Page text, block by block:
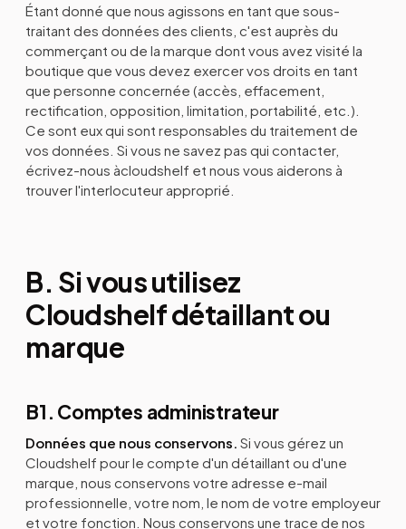
Étant donné que nous agissons en tant que sous-
traitant des données des clients, c'est auprès du
commerçant ou de la marque dont vous avez visité la
boutique que vous devez exercer vos droits en tant
que personne concernée (accès, effacement,
rectification, opposition, limitation, portabilité, etc.).
Ce sont eux qui sont responsables du traitement de
vos données. Si vous ne savez pas qui contacter,
écrivez-nous àcloudshelf et nous vous aiderons à
trouver l'interlocuteur approprié.
B. Si vous utilisez
Cloudshelf détaillant ou
marque
B1. Comptes administrateur
Données que nous conservons. Si vous gérez un
Cloudshelf pour le compte d'un détaillant ou d'une
marque, nous conservons votre adresse e-mail
professionnelle, votre nom, le nom de votre employeur
et votre fonction. Nous conservons une trace de nos